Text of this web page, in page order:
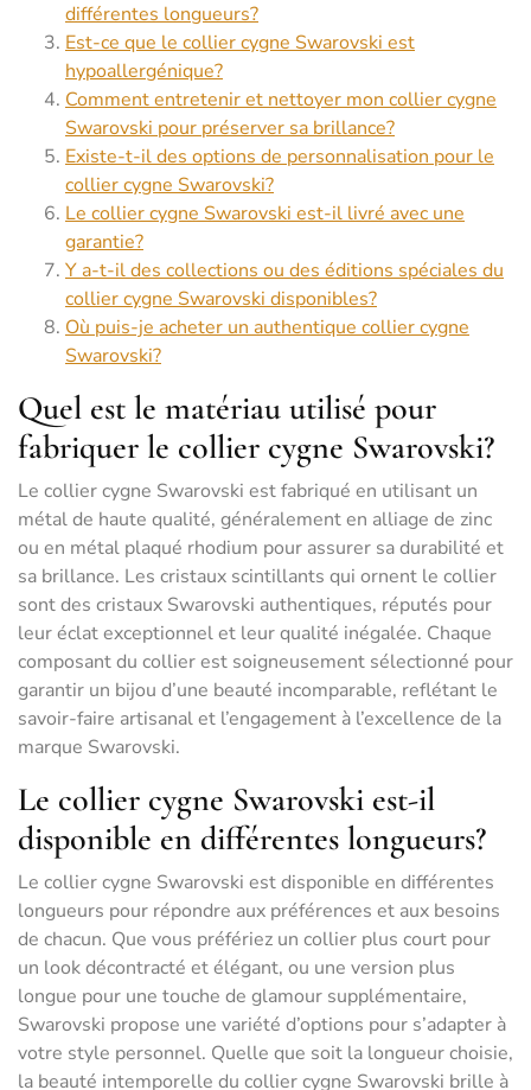
différentes longueurs?
Est-ce que le collier cygne Swarovski est
hypoallergénique?
Comment entretenir et nettoyer mon collier cygne
Swarovski pour préserver sa brillance?
Existe-t-il des options de personnalisation pour le
collier cygne Swarovski?
Le collier cygne Swarovski est-il livré avec une
garantie?
Y a-t-il des collections ou des éditions spéciales du
collier cygne Swarovski disponibles?
Où puis-je acheter un authentique collier cygne
Swarovski?
Quel est le matériau utilisé pour
fabriquer le collier cygne Swarovski?
Le collier cygne Swarovski est fabriqué en utilisant un
métal de haute qualité, généralement en alliage de zinc
ou en métal plaqué rhodium pour assurer sa durabilité et
sa brillance. Les cristaux scintillants qui ornent le collier
sont des cristaux Swarovski authentiques, réputés pour
leur éclat exceptionnel et leur qualité inégalée. Chaque
composant du collier est soigneusement sélectionné pour
garantir un bijou d’une beauté incomparable, reflétant le
savoir-faire artisanal et l’engagement à l’excellence de la
marque Swarovski.
Le collier cygne Swarovski est-il
disponible en différentes longueurs?
Le collier cygne Swarovski est disponible en différentes
longueurs pour répondre aux préférences et aux besoins
de chacun. Que vous préfériez un collier plus court pour
un look décontracté et élégant, ou une version plus
longue pour une touche de glamour supplémentaire,
Swarovski propose une variété d’options pour s’adapter à
votre style personnel. Quelle que soit la longueur choisie,
la beauté intemporelle du collier cygne Swarovski brille à